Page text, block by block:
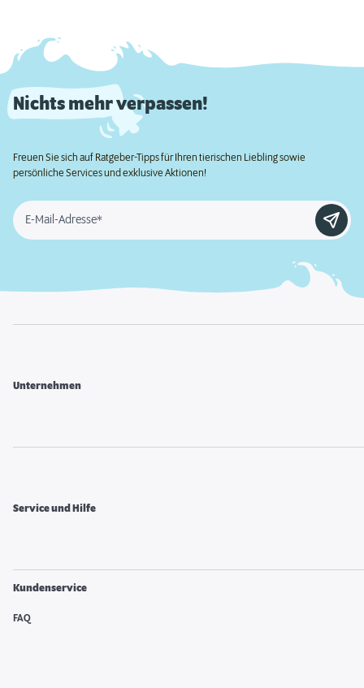
Nichts mehr verpassen!
Freuen Sie sich auf Ratgeber-Tipps für Ihren tierischen Liebling sowie
persönliche Services und exklusive Aktionen!
E-Mail-Adresse*
Unternehmen
Service und Hilfe
Kundenservice
FAQ